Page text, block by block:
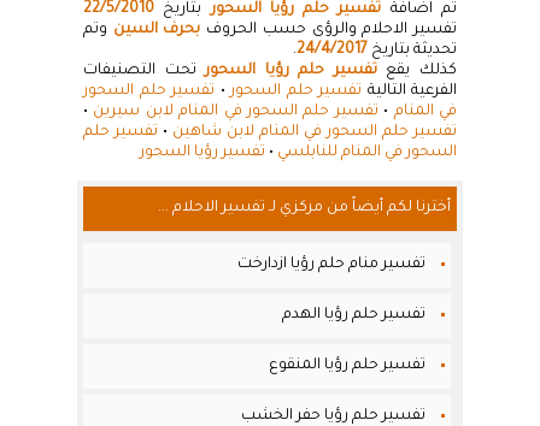
تم اضافة تفسير حلم رؤيا السحوربتاريخ 22/5/2010
تفسير الاحلام والرؤى حسب الحروف بحرف السين وتم
تحديثة بتاريخ 24/4/2017
.
كذلك يقعتفسير حلم رؤيا السحورتحت التصنيفات
الفرعية التالية تفسير حلم السحور• تفسير حلم السحور
في المنام • تفسير حلم السحور في المنام لابن سيرين •
تفسير حلم السحور في المنام لابن شاهين • تفسير حلم
السحور في المنام للنابلسي • تفسير رؤيا السحور
أخترنا لكم أيضاً من مركزي لـ تفسير الاحلام ...
تفسير منام حلم رؤيا ازدارخت
تفسير حلم رؤيا الهدم
تفسير حلم رؤيا المنقوع
تفسير حلم رؤيا حفر الخشب